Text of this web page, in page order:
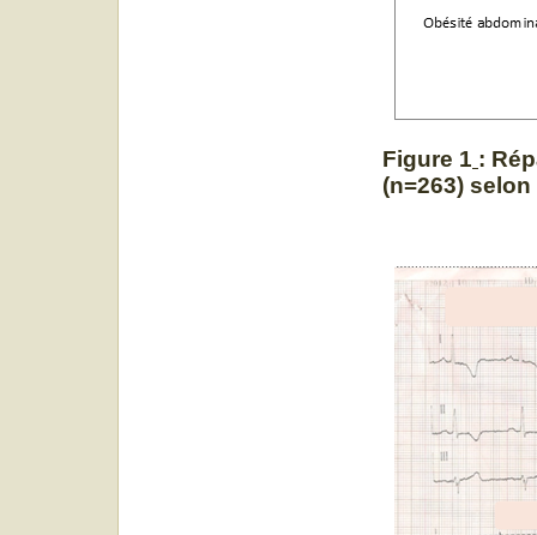
Figure 1 :
(n=263)